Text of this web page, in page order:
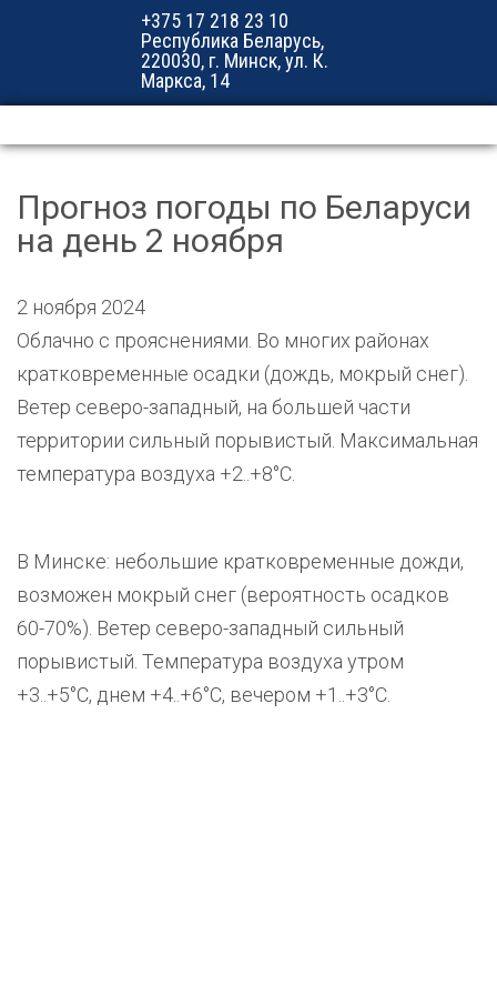
+375 17 218 23 10
Республика Беларусь,
220030, г. Минск, ул. К.
Маркса, 14
Прогноз погоды по Беларуси
на день 2 ноября
2 ноября 2024
Облачно с прояснениями. Во многих районах
кратковременные осадки (дождь, мокрый снег).
Ветер северо-западный, на большей части
территории сильный порывистый. Максимальная
температура воздуха +2..+8°С.
В Минске: небольшие кратковременные дожди,
возможен мокрый снег (вероятность осадков
60-70%). Ветер северо-западный сильный
порывистый. Температура воздуха утром
+3..+5°С, днем +4..+6°С, вечером +1..+3°С.